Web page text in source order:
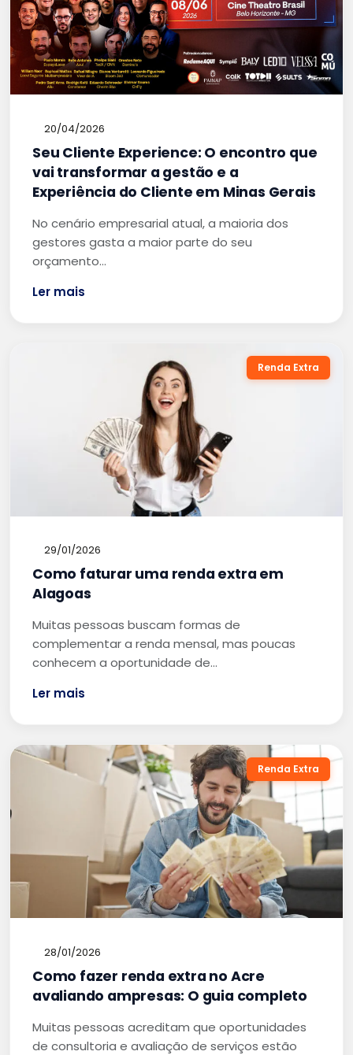
20/04/2026
Seu Cliente Experience: O encontro que
vai transformar a gestão e a
Experiência do Cliente em Minas Gerais
No cenário empresarial atual, a maioria dos
gestores gasta a maior parte do seu
orçamento…
Ler mais
Renda Extra
29/01/2026
Como faturar uma renda extra em
Alagoas
Muitas pessoas buscam formas de
complementar a renda mensal, mas poucas
conhecem a oportunidade de…
Ler mais
Renda Extra
28/01/2026
Como fazer renda extra no Acre
avaliando ampresas: O guia completo
Muitas pessoas acreditam que oportunidades
de consultoria e avaliação de serviços estão